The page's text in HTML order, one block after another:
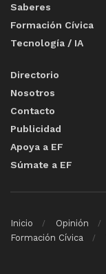
Saberes
Formación Cívica
Tecnología / IA
Directorio
Nosotros
Contacto
Publicidad
Apoya a EF
Súmate a EF
Inicio Opinión
Formación Cívica